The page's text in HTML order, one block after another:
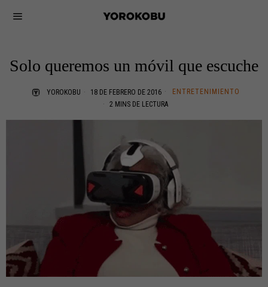
Solo queremos un móvil que escuche
YOROKOBU 18 DE FEBRERO DE 2016
ENTRETENIMIENTO
2 MINS DE LECTURA